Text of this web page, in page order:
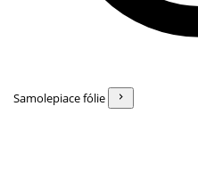
Samolepiace fólie